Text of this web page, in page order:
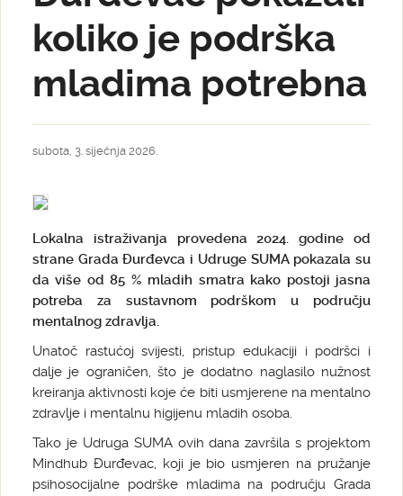
koliko je podrška
mladima potrebna
subota, 3. siječnja 2026.
Lokalna istraživanja provedena 2024. godine od
strane Grada Đurđevca i Udruge SUMA pokazala su
da više od 85 % mladih smatra kako postoji jasna
potreba za sustavnom podrškom u području
mentalnog zdravlja.
Unatoč rastućoj svijesti, pristup edukaciji i podršci i
dalje je ograničen, što je dodatno naglasilo nužnost
kreiranja aktivnosti koje će biti usmjerene na mentalno
zdravlje i mentalnu higijenu mladih osoba.
Tako je Udruga SUMA ovih dana završila s projektom
Mindhub Đurđevac, koji je bio usmjeren na pružanje
psihosocijalne podrške mladima na području Grada